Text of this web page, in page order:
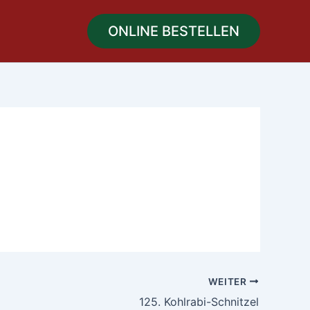
ONLINE BESTELLEN
WEITER
125. Kohlrabi-Schnitzel